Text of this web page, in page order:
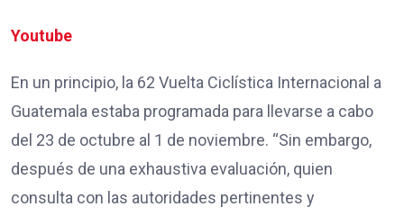
Youtube
En un principio, la 62 Vuelta Ciclística Internacional a
Guatemala estaba programada para llevarse a cabo
del 23 de octubre al 1 de noviembre. “Sin embargo,
después de una exhaustiva evaluación, quien
consulta con las autoridades pertinentes y